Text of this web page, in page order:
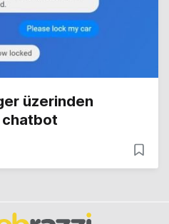
üzerinden